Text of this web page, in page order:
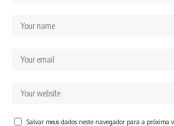
Salvar meus dados neste navegador para a próxima